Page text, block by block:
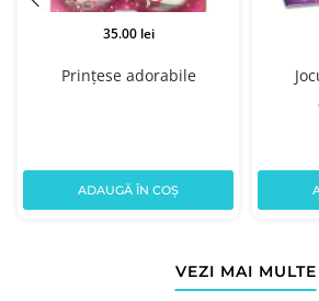
Prințese adorabile
35.00 lei
ADAUGĂ ÎN COȘ
VEZI MAI MULTE